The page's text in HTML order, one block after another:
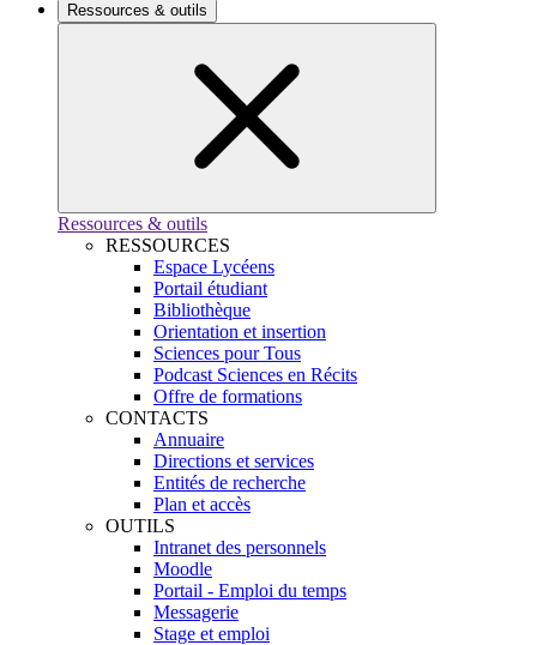
Ressources & outils
Ressources & outils
RESSOURCES
Espace Lycéens
Portail étudiant
Bibliothèque
Orientation et insertion
Sciences pour Tous
Podcast Sciences en Récits
Offre de formations
CONTACTS
Annuaire
Directions et services
Entités de recherche
Plan et accès
OUTILS
Intranet des personnels
Moodle
Portail - Emploi du temps
Messagerie
Stage et emploi